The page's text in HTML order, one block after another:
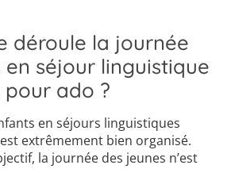
déroule la journée
séjour linguistique
ado ?
en séjours linguistiques
extrêmement bien organisé.
la journée des jeunes n’est